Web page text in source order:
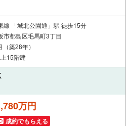
なること、何でもお気軽にご相談くだ
線 「城北公園通」駅 徒歩15分
市都島区毛馬町3丁目
築28年）
15階建
万円
成約でもらえる